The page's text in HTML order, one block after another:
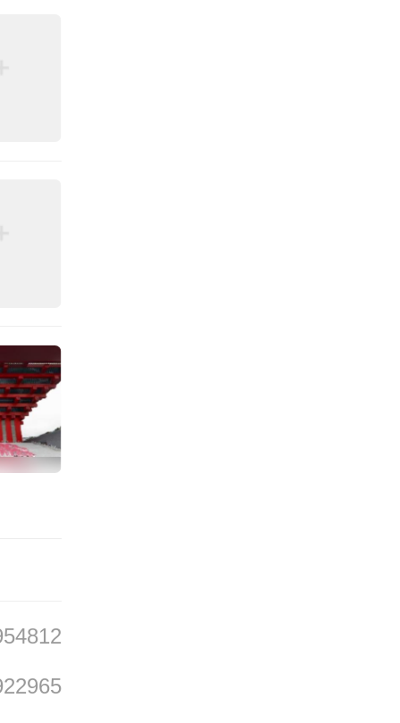
尖
齿
得
清
感
使用
护力
，到
贴